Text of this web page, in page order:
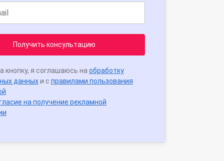
Получить консультацию
кнопку, я соглашаюсь на обработку
данныхи с правилами пользования
на получение рекламной